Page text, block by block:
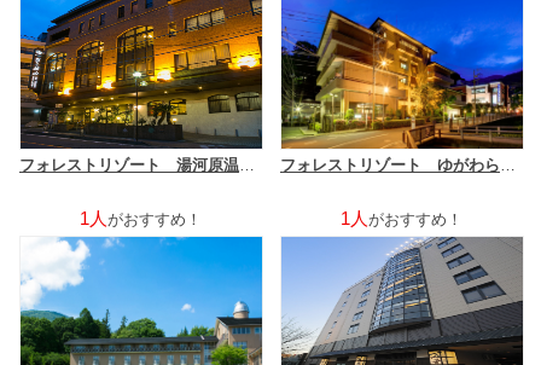
1人 がおすすめ！ 1人 がおすすめ！